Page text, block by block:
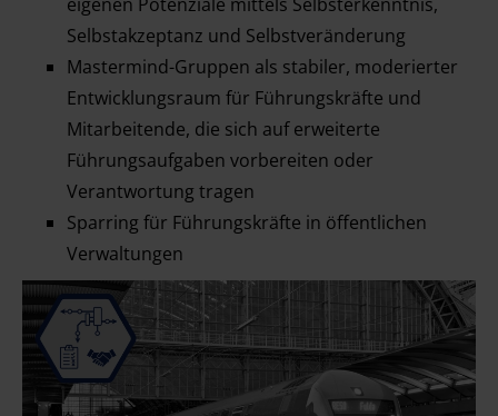
Selbstakzeptanz und Selbstveränderung
Mastermind-Gruppen als stabiler, moderierter
Entwicklungsraum für Führungskräfte und
Mitarbeitende, die sich auf erweiterte
Führungsaufgaben vorbereiten oder
Verantwortung tragen
Sparring für Führungskräfte in öffentlichen
Verwaltungen